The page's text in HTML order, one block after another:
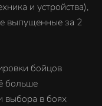
и устройства),
выпущенные за 2
бойцов
больше
выбора в боях